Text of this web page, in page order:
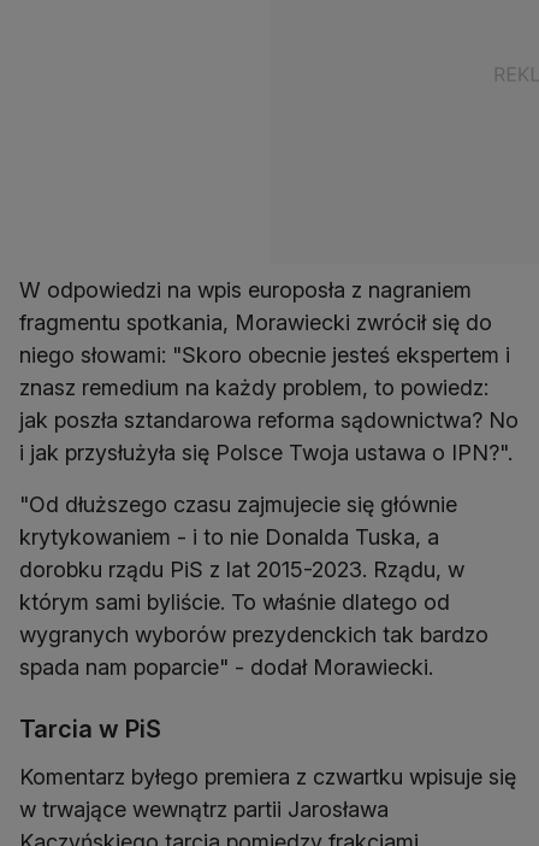
W odpowiedzi na wpis europosła z nagraniem
fragmentu spotkania, Morawiecki zwrócił się do
niego słowami: "Skoro obecnie jesteś ekspertem i
znasz remedium na każdy problem, to powiedz:
jak poszła sztandarowa reforma sądownictwa? No
i jak przysłużyła się Polsce Twoja ustawa o IPN?".
"Od dłuższego czasu zajmujecie się głównie
krytykowaniem - i to nie Donalda Tuska, a
dorobku rządu PiS z lat 2015-2023. Rządu, w
którym sami byliście. To właśnie dlatego od
wygranych wyborów prezydenckich tak bardzo
spada nam poparcie" - dodał Morawiecki.
Tarcia w PiS
Komentarz byłego premiera z czwartku wpisuje się
w trwające wewnątrz partii Jarosława